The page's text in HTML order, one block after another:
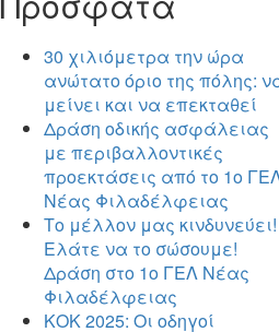
30 χιλιόμετρα την ώρα
ανώτατο όριο της πόλης:
μείνει και να επεκταθεί
Δράση οδικής ασφάλειας
με περιβαλλοντικές
προεκτάσεις από το 1ο
Νέας Φιλαδέλφειας
Το μέλλον μας κινδυνεύει!
Ελάτε να το σώσουμε!
Δράση στο 1ο ΓΕΛ Νέας
Φιλαδέλφειας
ΚΟΚ 2025: Οι οδηγοί